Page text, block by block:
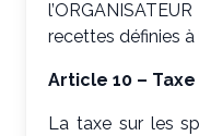
recettes définies à
Article 10 –
La taxe sur les